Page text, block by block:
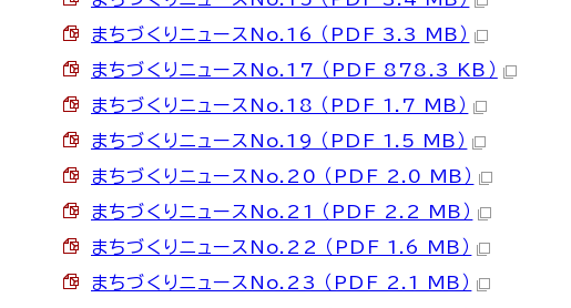
まちづくりニュースNo.16 （PDF 3.3 MB）
まちづくりニュースNo.17 （PDF 878.3 KB）
まちづくりニュースNo.18 （PDF 1.7 MB）
まちづくりニュースNo.19 （PDF 1.5 MB）
まちづくりニュースNo.20 （PDF 2.0 MB）
まちづくりニュースNo.21 （PDF 2.2 MB）
まちづくりニュースNo.22 （PDF 1.6 MB）
まちづくりニュースNo.23 （PDF 2.1 MB）